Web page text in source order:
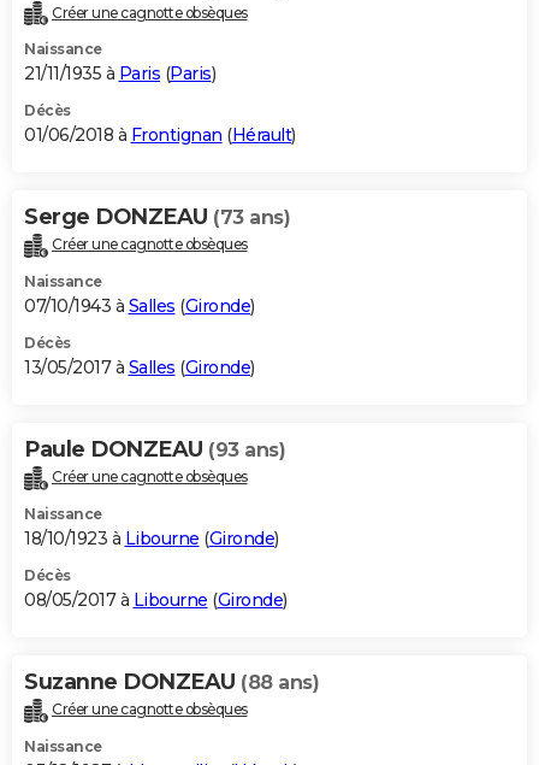
Créer une cagnotte obsèques
Naissance
21/11/1935 à Paris (Paris)
Décès
01/06/2018 à Frontignan (Hérault)
Serge DONZEAU (73 ans)
Créer une cagnotte obsèques
Naissance
07/10/1943 à Salles (Gironde)
Décès
13/05/2017 à Salles (Gironde)
Paule DONZEAU (93 ans)
Créer une cagnotte obsèques
Naissance
18/10/1923 à Libourne (Gironde)
Décès
08/05/2017 à Libourne (Gironde)
Suzanne DONZEAU (88 ans)
Créer une cagnotte obsèques
Naissance